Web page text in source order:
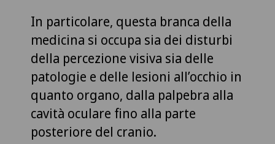
In particolare, questa branca della
medicina si occupa sia dei disturbi
della percezione visiva sia delle
patologie e delle lesioni all’occhio in
quanto organo, dalla palpebra alla
cavità oculare fino alla parte
posteriore del cranio.